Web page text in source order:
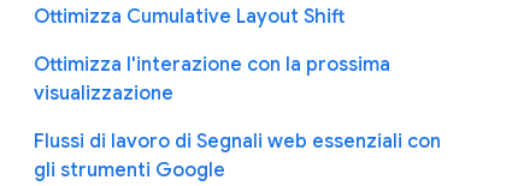
Ottimizza Cumulative Layout Shift
Ottimizza l'interazione con la prossima
visualizzazione
Flussi di lavoro di Segnali web essenziali con
gli strumenti Google